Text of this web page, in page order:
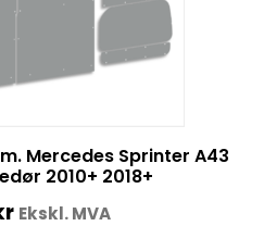
Mercedes Sprinter A43
2010+ 2018+
Ekskl. MVA